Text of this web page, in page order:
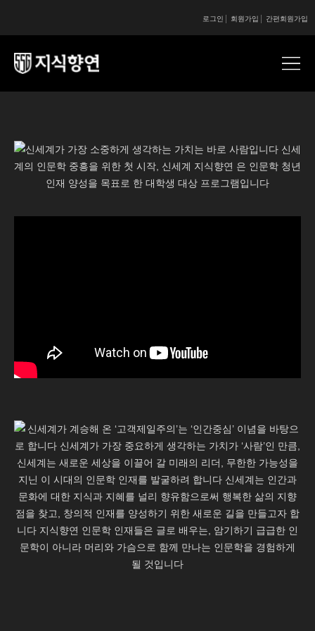
간편회원가입
회원가입
로그인